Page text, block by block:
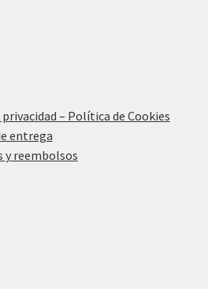
– Política de Cookies
entrega
y reembolsos